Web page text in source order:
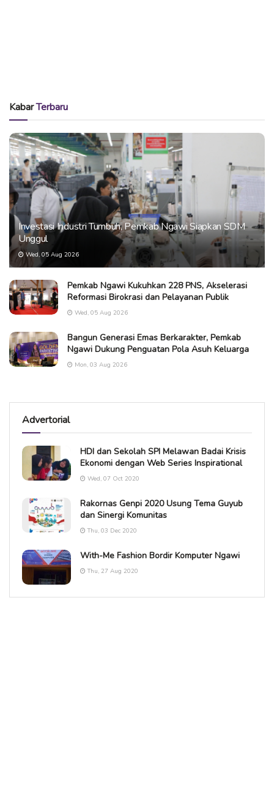
KabarTerbaru
Investasi Industri Tumbuh, Pemkab Ngawi Siapkan SDM
Unggul
Wed, 05 Aug 2026
Pemkab Ngawi Kukuhkan 228 PNS, Akselerasi
Reformasi Birokrasi dan Pelayanan Publik
Wed, 05 Aug 2026
Bangun Generasi Emas Berkarakter, Pemkab
Ngawi Dukung Penguatan Pola Asuh Keluarga
Mon, 03 Aug 2026
Advertorial
HDI dan Sekolah SPI Melawan Badai Krisis
Ekonomi dengan Web Series Inspirational
Wed, 07 Oct 2020
Rakornas Genpi 2020 Usung Tema Guyub
dan Sinergi Komunitas
Thu, 03 Dec 2020
With-Me Fashion Bordir Komputer Ngawi
Thu, 27 Aug 2020